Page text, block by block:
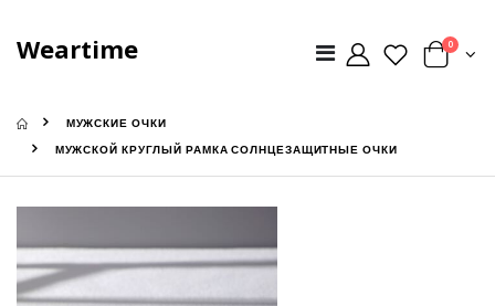
Weartime 0
МУЖСКИЕ ОЧКИ
МУЖСКОЙ КРУГЛЫЙ РАМКА СОЛНЦЕЗАЩИТНЫЕ ОЧКИ